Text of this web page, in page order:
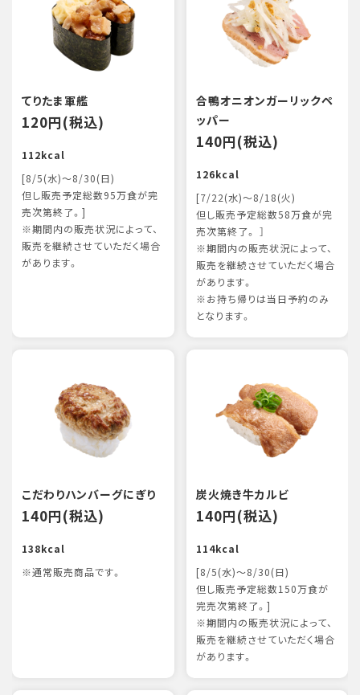
てりたま軍艦
120円(税込)
112kcal
[8/5(水)～8/30(日)
但し販売予定総数95万食が完
売次第終了。]
※期間内の販売状況によって、
販売を継続させていただく場合
があります。
合鴨オニオンガーリックペ
ッパー
140円(税込)
126kcal
[7/22(水)～8/18(火)
但し販売予定総数58万食が完
売次第終了。 ］
※期間内の販売状況によって、
販売を継続させていただく場合
があります。
※お持ち帰りは当日予約のみ
となります。
こだわりハンバーグにぎり
140円(税込)
138kcal
※通常販売商品です。
炭火焼き牛カルビ
140円(税込)
114kcal
[8/5(水)～8/30(日)
但し販売予定総数150万食が
完売次第終了。]
※期間内の販売状況によって、
販売を継続させていただく場合
があります。